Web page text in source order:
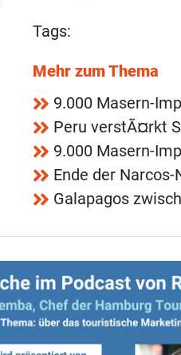
Tags:
Mehr zum Thema
9.000 Masern-
Peru verstÃ¤rkt
9.000 Masern-
Ende der
Galapagos